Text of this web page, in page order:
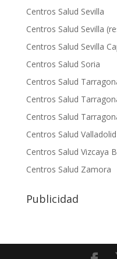
Centros Salud Sevilla
Centros Salud Sevilla
Centros Salud Sevilla
Centros Salud Soria
Centros Salud
Centros Salud
Centros Salud
Centros Salud Valladolid
Centros Salud Vizcaya
Centros Salud Zamora
Publicidad